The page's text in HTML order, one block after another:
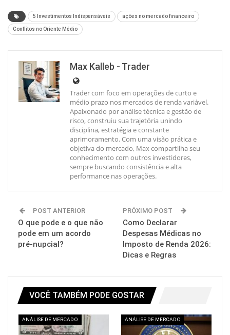
5 Investimentos Indispensáveis ações no mercado financeiro
Conflitos no Oriente Médio
Max Kalleb - Trader
Trader com foco em operações de curto e
médio prazo nos mercados de renda variável.
Apaixonado por análise técnica e gestão de
risco, construiu sua trajetória unindo
disciplina, estratégia e constante
aprimoramento. Com uma visão prática e
objetiva do mercado, Max compartilha seu
conhecimento com outros investidores,
sempre buscando consistência e alta
performance nas operações.
POST ANTERIOR
O que pode e o que não
pode em um acordo
pré-nupcial?
PRÓXIMO POST
Como Declarar
Despesas Médicas no
Imposto de Renda 2026:
Dicas e Regras
VOCÊ TAMBÉM PODE GOSTAR
ANÁLISE DE MERCADO ANÁLISE DE MERCADO